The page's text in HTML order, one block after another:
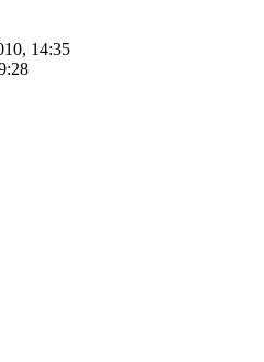
14:35